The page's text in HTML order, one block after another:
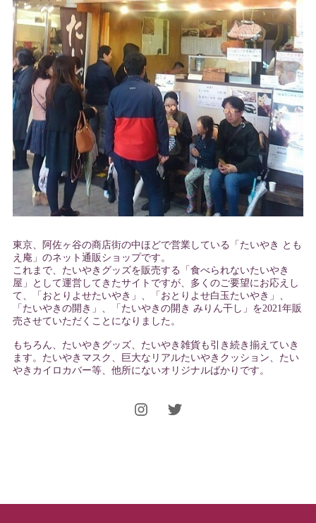
東京、阿佐ヶ谷の商店街の中ほどで営業している「たいやき とも
え庵」のネット通販ショップです。
これまで、たいやきグッズを販売する「食べられないたいやき
屋」として運営してきたサイトですが、多くのご要望にお応えし
て、「おとりよせたいやき」、「おとりよせ白玉たいやき」、
「たいやきの開き」、「たいやきの開き みりん干し」を2021年販
売させていただくことになりました。
もちろん、たいやきグッズ、たいやき雑貨も引き続き揃えていき
ます。たいやきマスク、巨大なリアルたいやきクッション、たい
やきカイロカバー等、他所にないオリジナルばかりです。